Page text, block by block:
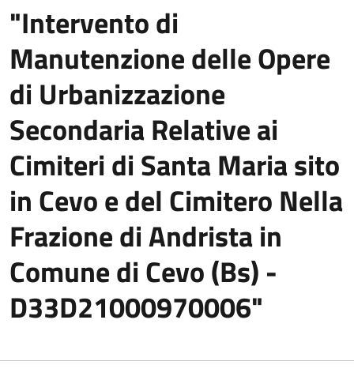
"Intervento di
Manutenzione delle Opere
di Urbanizzazione
Secondaria Relative ai
Cimiteri di Santa Maria sito
in Cevo e del Cimitero Nella
Frazione di Andrista in
Comune di Cevo (Bs) -
D33D21000970006"